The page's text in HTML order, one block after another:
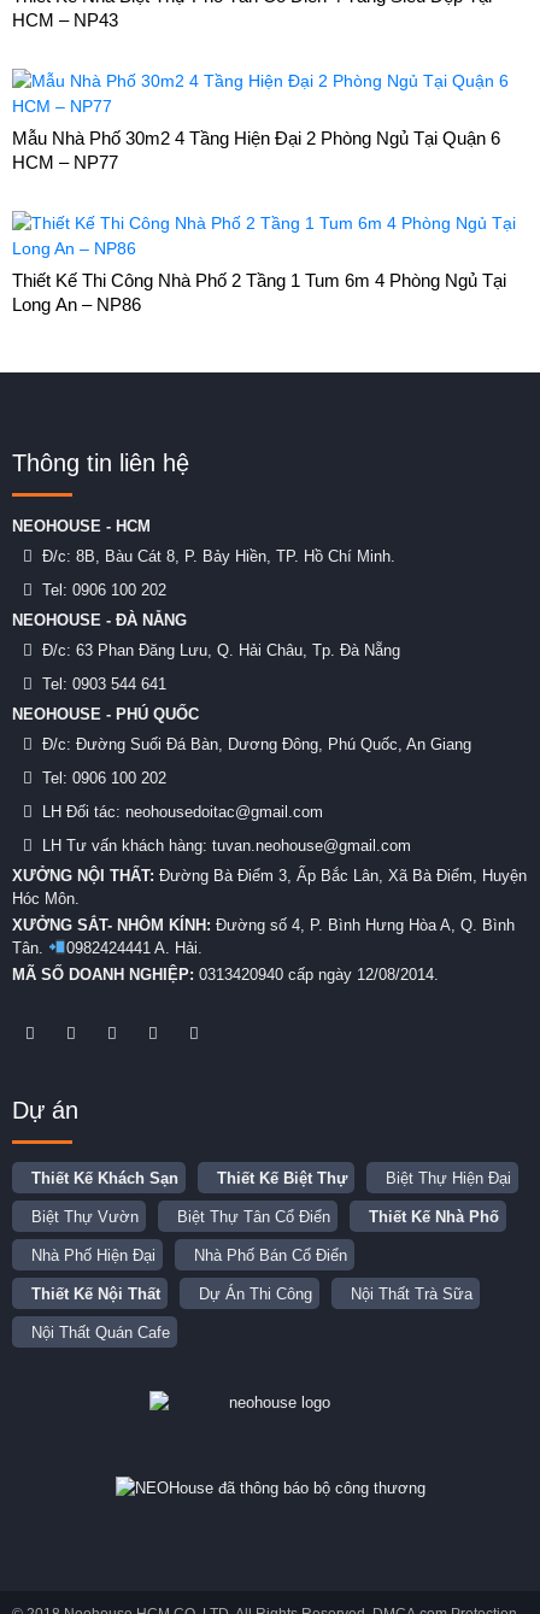
HCM – NP43
Mẫu Nhà Phố 30m2 4 Tầng Hiện Đại 2 Phòng Ngủ Tại Quận 6
HCM – NP77
Thiết Kế Thi Công Nhà Phố 2 Tầng 1 Tum 6m 4 Phòng Ngủ Tại
Long An – NP86
Thông tin liên hệ
NEOHOUSE - HCM
Đ/c: 8B, Bàu Cát 8, P. Bảy Hiền, TP. Hồ Chí Minh.
Tel: 0906 100 202
NEOHOUSE - ĐÀ NẴNG
Đ/c: 63 Phan Đăng Lưu, Q. Hải Châu, Tp. Đà Nẵng
Tel: 0903 544 641
NEOHOUSE - PHÚ QUỐC
Đ/c: Đường Suối Đá Bàn, Dương Đông, Phú Quốc, An Giang
Tel: 0906 100 202
LH Đối tác: neohousedoitac@gmail.com
LH Tư vấn khách hàng: tuvan.neohouse@gmail.com
XƯỞNG NỘI THẤT: Đường Bà Điểm 3, Ấp Bắc Lân, Xã Bà Điểm, Huyện
Hóc Môn.
XƯỞNG SẮT- NHÔM KÍNH: Đường số 4, P. Bình Hưng Hòa A, Q. Bình
Tân.
0982424441 A. Hải.
MÃ SỐ DOANH NGHIỆP: 0313420940 cấp ngày 12/08/2014.
Dự án
Thiết Kế Khách Sạn Thiết Kế Biệt Thự Biệt Thự Hiện Đại
Biệt Thự Vườn Biệt Thự Tân Cổ Điển Thiết Kế Nhà Phố
Nhà Phố Hiện Đại Nhà Phố Bán Cổ Điển
Thiết Kế Nội Thất Dự Án Thi Công Nội Thất Trà Sữa
Nội Thất Quán Cafe